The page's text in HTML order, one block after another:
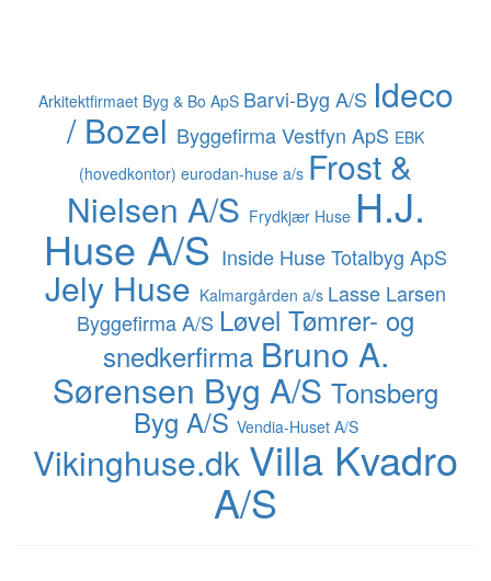
Arkitektfirmaet Byg & Bo ApS Barvi-Byg A/S Ideco
/ Bozel Byggefirma Vestfyn ApS EBK
(hovedkontor) eurodan-huse a/s Frost &
Nielsen A/S Frydkjær Huse H.J.
Huse A/S Inside Huse Totalbyg ApS
Jely Huse Kalmargården a/s Lasse Larsen
Byggefirma A/S Løvel Tømrer- og
snedkerfirma Bruno A.
Sørensen Byg A/S Tonsberg
Byg A/S Vendia-Huset A/S
Vikinghuse.dk Villa Kvadro
A/S